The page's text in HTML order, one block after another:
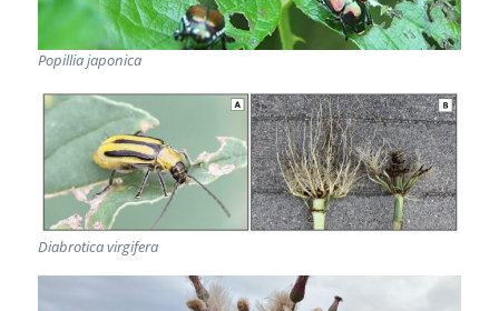
Popillia japonica
Diabrotica virgifera